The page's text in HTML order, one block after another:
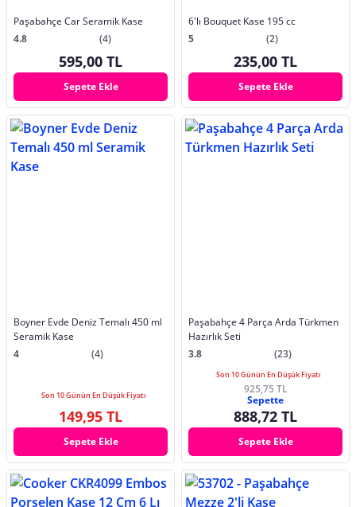
Paşabahçe Car Seramik Kase
4.8
(4)
595,00 TL
Sepete Ekle
6'lı Bouquet Kase 195 cc
5
(2)
235,00 TL
Sepete Ekle
Boyner Evde Deniz Temalı 450 ml
Seramik Kase
4
(4)
Son 10 Günün En Düşük Fiyatı
149,95 TL
Sepete Ekle
Paşabahçe 4 Parça Arda Türkmen
Hazırlık Seti
3.8
(23)
Son 10 Günün En Düşük Fiyatı
925,75 TL
Sepette
888,72 TL
Sepete Ekle